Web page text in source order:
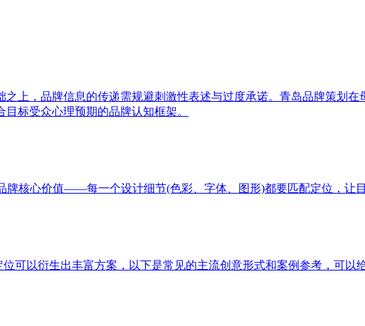
上，品牌信息的传递需规避刺激性表述与过度承诺。青岛品牌策划
标受众心理预期的品牌认知框架。
核心价值——每一个设计细节(色彩、字体、图形)都要匹配定位，让
可以衍生出丰富方案，以下是常见的主流创意形式和案例参考，可以